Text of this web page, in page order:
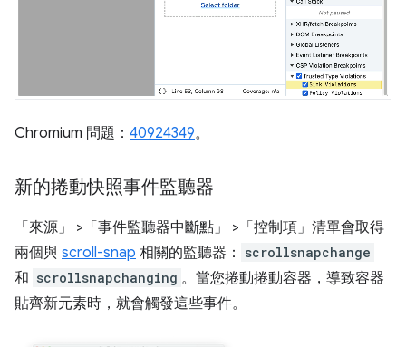
Chromium 問題： 40924349。
新的捲動快照事件監聽器
「來源」 >「事件監聽器中斷點」 >「控制項」 清單會取得
兩個與 scroll-snap 相關的監聽器： scrollsnapchange
和 scrollsnapchanging 。當您捲動捲動容器，導致容器
貼齊新元素時，就會觸發這些事件。